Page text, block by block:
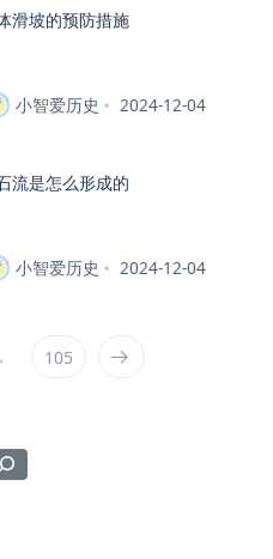
滑坡的预防措施
小智爱历史 2024-12-04
流是怎么形成的
小智爱历史 2024-12-04
105